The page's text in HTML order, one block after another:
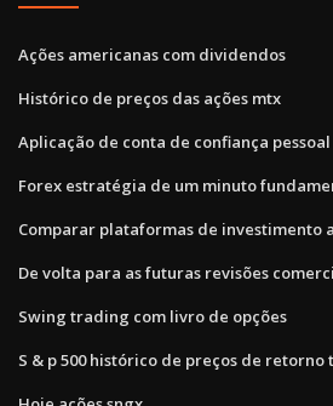
Ações americanas com dividendos
Histórico de preços das ações mtx
Aplicação de conta de confiança
Forex estratégia de um minuto
Comparar plataformas de investimento
De volta para as futuras revisões
Swing trading com livro de opções
S & p 500 histórico de preços de retorno